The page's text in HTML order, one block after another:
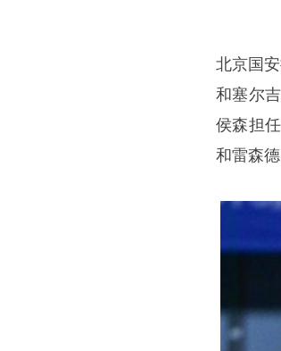
北京国
和塞尔
侯森担
和雷森德